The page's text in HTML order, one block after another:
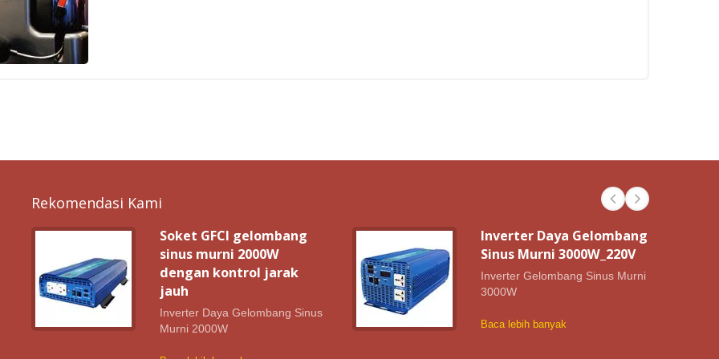
Rekomendasi Kami
Soket GFCI gelombang
sinus murni 2000W
dengan kontrol jarak
jauh
Inverter Daya Gelombang Sinus
Murni 2000W
Inverter Daya Gelombang
Sinus Murni 3000W_220V
Inverter Gelombang Sinus Murni
3000W
Baca lebih banyak